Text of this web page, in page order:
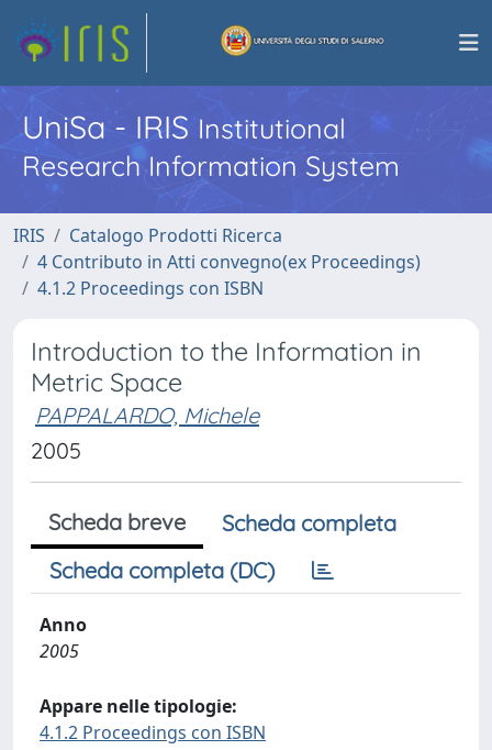
UniSa - IRISInstitutional
Research Information System
IRIS
Catalogo Prodotti Ricerca
4 Contributo in Atti convegno(ex Proceedings)
4.1.2 Proceedings con ISBN
Introduction to the Information in
Metric Space
PAPPALARDO, Michele
2005
Scheda breve
Scheda completa
Scheda completa (DC)
Anno
2005
Appare nelle tipologie:
4.1.2 Proceedings con ISBN